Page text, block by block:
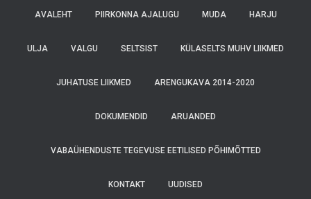
AVALEHT PIIRKONNA AJALUGU MUDA HARJU
ULJA VALGU SELTSIST KÜLASELTS MUHV LIIKMED
JUHATUSE LIIKMED ARENGUKAVA 2014-2020
DOKUMENDID ARUANDED
VABAÜHENDUSTE TEGEVUSE EETILISED PÕHIMÕTTED
KONTAKT UUDISED